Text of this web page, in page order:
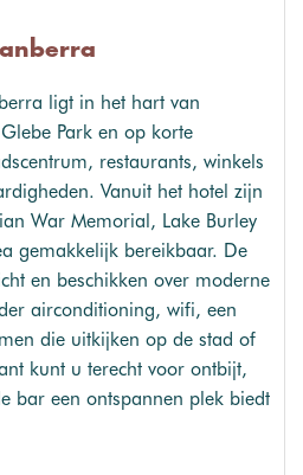
ligt in het hart van
Park en op korte
restaurants, winkels
Vanuit het hotel zijn
War Memorial, Lake Burley
gemakkelijk bereikbaar. De
en beschikken over moderne
airconditioning, wifi, een
die uitkijken op de stad of
kunt u terecht voor ontbijt,
bar een ontspannen plek biedt